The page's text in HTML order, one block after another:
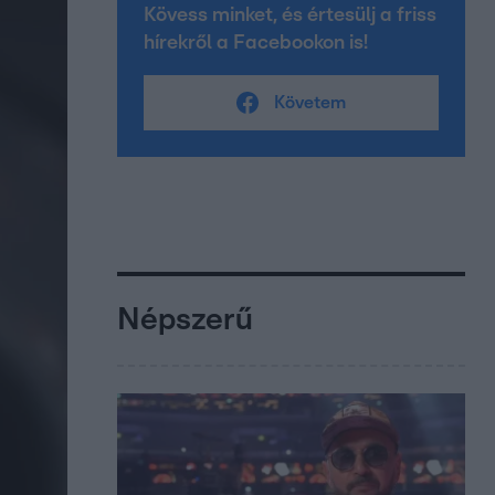
Kövess minket, és értesülj a friss
hírekről a Facebookon is!
Követem
Népszerű